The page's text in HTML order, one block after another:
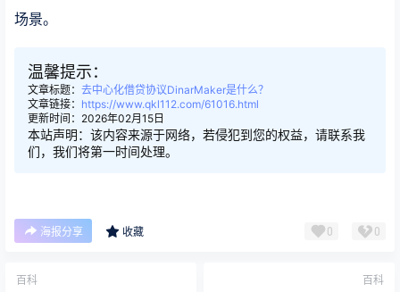
场景。
温馨提示：
文章标题： 去中心化借贷协议DinarMaker是什么？
文章链接： https://www.qkl112.com/61016.html
更新时间：2026年02月15日
本站声明：该内容来源于网络，若侵犯到您的权益，请联系我
们，我们将第一时间处理。
海报分享 收藏 0 0
百科 百科